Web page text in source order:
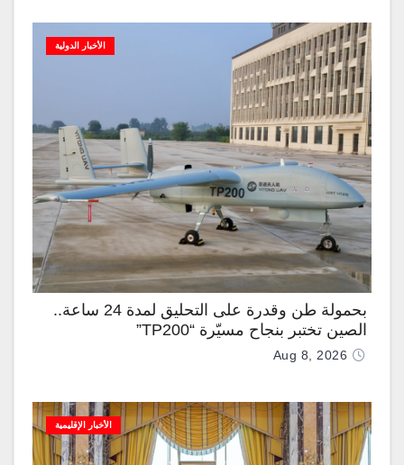
الأخبار الدولية
بحمولة طن وقدرة على التحليق لمدة 24 ساعة..
الصين تختبر بنجاح مسيّرة “TP200”
Aug 8, 2026
الأخبار الإقليمية